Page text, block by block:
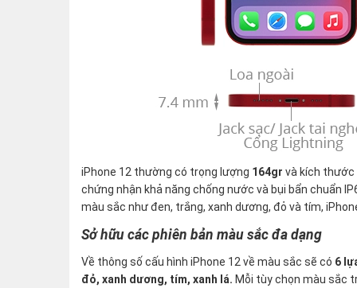
iPhone 12 thường có trọng lượng 164gr và kích thước
chứng nhận khả năng chống nước và bụi bẩn chuẩn
màu sắc như đen, trắng, xanh dương, đỏ và tím,
Sở hữu các phiên bản màu sắc đa dạng
Về thông số cấu hình iPhone 12 về màu sắc sẽ có 6
đỏ, xanh dương, tím, xanh lá. Mỗi tùy chọn màu sắc